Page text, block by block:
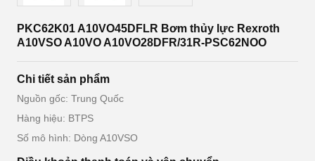
PKC62K01 A10VO45DFLR Bơm thủy lực Rexroth
A10VSO A10VO A10VO28DFR/31R-PSC62NOO
Chi tiết sản phẩm
Nguồn gốc: Trung Quốc
Hàng hiệu: BTPS
Số mô hình: Dòng A10VSO